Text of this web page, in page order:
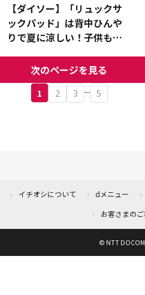
【ダイソー】「リュックサ
ックパッド」は背中ひんや
りで夏に涼しい！子供も使
次のページを見る
1 2 3 ... 5
イチオシについて dメニュー
お客さまの
© NTT